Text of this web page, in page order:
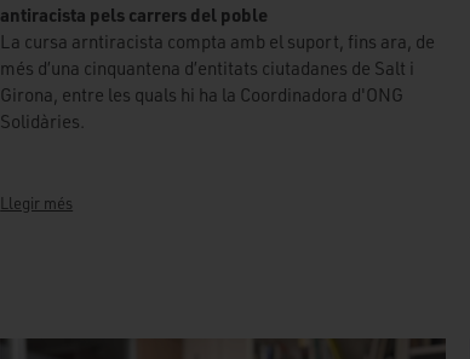
antiracista pels carrers del poble
La cursa arntiracista compta amb el suport, fins ara, de
més d’una cinquantena d’entitats ciutadanes de Salt i
Girona, entre les quals hi ha la Coordinadora d'ONG
Solidàries.
Llegir més